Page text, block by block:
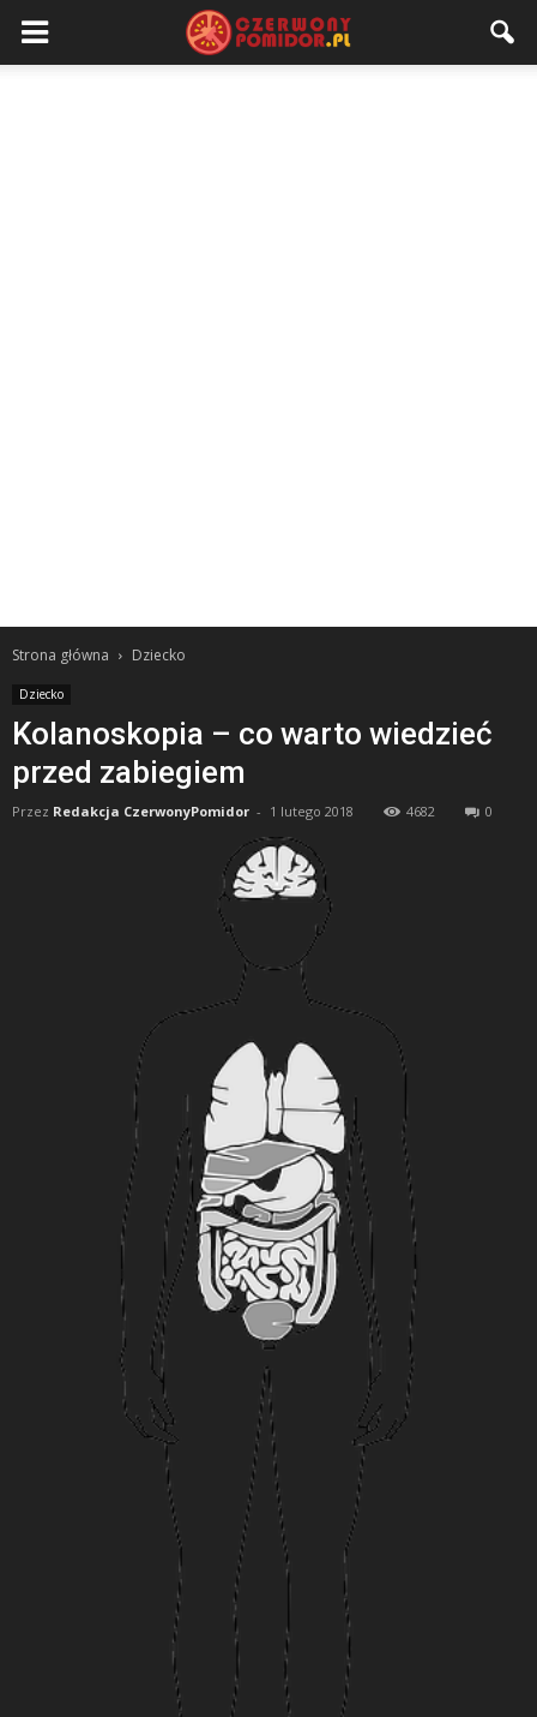
Strona główna Dziecko
Dziecko
Kolanoskopia – co warto wiedzieć
przed zabiegiem
Przez Redakcja CzerwonyPomidor - 1 lutego 2018 4682 0